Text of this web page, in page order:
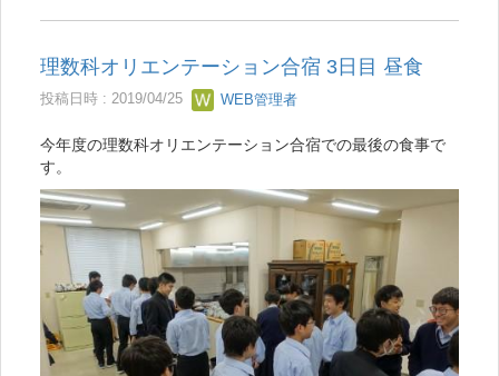
理数科オリエンテーション合宿 3日目 昼食
投稿日時 : 2019/04/25 WEB管理者
今年度の理数科オリエンテーション合宿での最後の食事で
す。